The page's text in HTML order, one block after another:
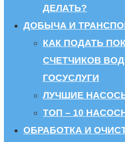
ДЕЛАТЬ?
ДОБЫЧА И
КАК ПОДАТЬ
СЧЕТЧИКОВ
ГОСУСЛУГИ
ЛУЧШИЕ
ТОП – 10
ОБРАБОТКА И